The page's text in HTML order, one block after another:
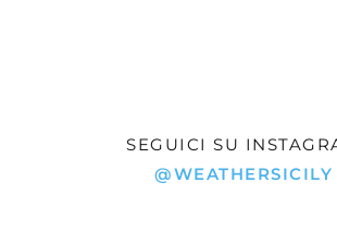
SEGUICI SU
@WEATHERSICILY